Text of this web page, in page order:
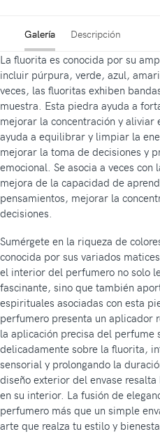
Galería Descripción
La fluorita es conocida por su
incluir púrpura, verde, azul,
veces, las fluoritas exhiben
muestra. Esta piedra ayuda a
mejorar la concentración y aliviar
ayuda a equilibrar y limpiar la
mejorar la toma de decisiones y
emocional. Se asocia a veces
mejora de la capacidad de
pensamientos, mejorar la
decisiones.
Sumérgete en la riqueza de
conocida por sus variados
el interior del perfumero no solo
fascinante, sino que también
espirituales asociadas con esta
perfumero presenta un aplicador
la aplicación precisa del perfume
delicadamente sobre la fluorita,
sensorial y prolongando la
diseño exterior del envase
en su interior. La fusión de
perfumero más que un simple
arte que realza tu estilo y